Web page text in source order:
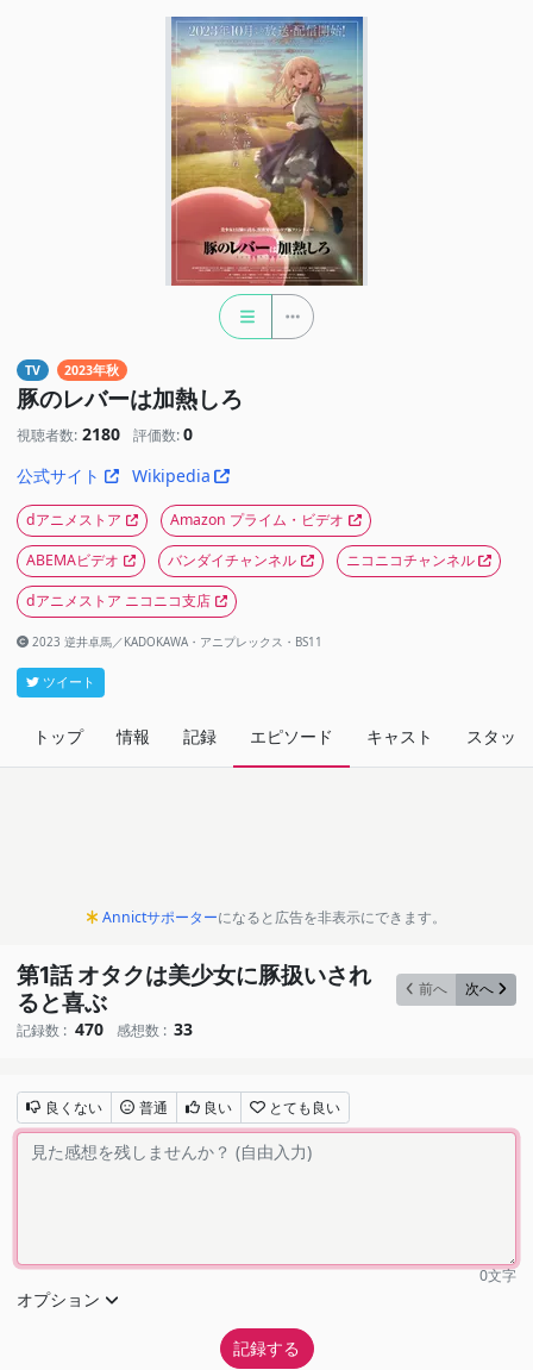
TV 2023年秋
豚のレバーは加熱しろ
視聴者数: 2180 評価数: 0
公式サイト
Wikipedia
dアニメストア
Amazon プライム・ビデオ
ABEMAビデオ
バンダイチャンネル
ニコニコチャンネル
dアニメストア ニコニコ支店
2023 逆井卓馬／KADOKAWA・アニプレックス・BS11
ツイート
トップ 情報 記録 エピソード キャスト スタッフ
Annictサポーターになると広告を非表示にできます。
第1話 オタクは美少女に豚扱いされ
ると喜ぶ
前へ 次へ
記録数 : 470 感想数 : 33
良くない 普通 良い とても良い
0文字
オプション